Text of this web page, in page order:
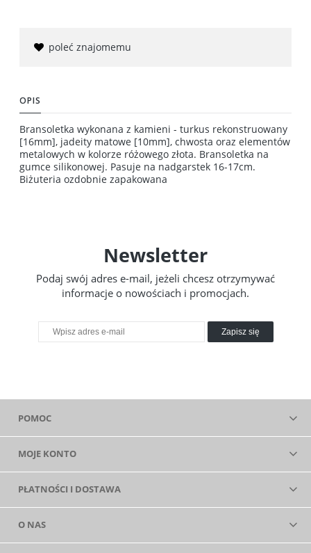
poleć znajomemu
OPIS
Bransoletka wykonana z kamieni - turkus rekonstruowany
[16mm], jadeity matowe [10mm], chwosta oraz elementów
metalowych w kolorze różowego złota. Bransoletka na
gumce silikonowej. Pasuje na nadgarstek 16-17cm.
Biżuteria ozdobnie zapakowana
Newsletter
Podaj swój adres e-mail, jeżeli chcesz otrzymywać
informacje o nowościach i promocjach.
Zapisz się
POMOC
MOJE KONTO
PŁATNOŚCI I DOSTAWA
O NAS